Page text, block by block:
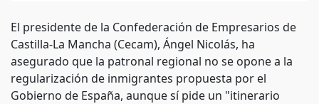
El presidente de la Confederación de Empresarios de
Castilla-La Mancha (Cecam), Ángel Nicolás, ha
asegurado que la patronal regional no se opone a la
regularización de inmigrantes propuesta por el
Gobierno de España, aunque sí pide un "itinerario